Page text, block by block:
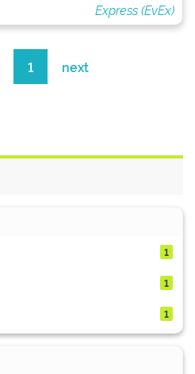
Express (EvEx)
1 next
1
1
1